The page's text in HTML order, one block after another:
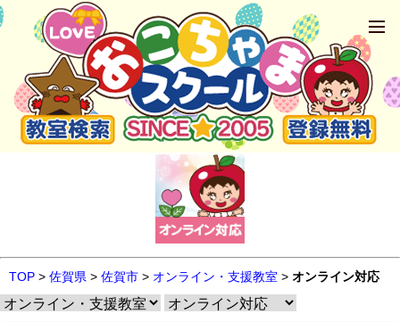
TOP > 佐賀県 > 佐賀市 > オンライン・支援教室 > オンライン対応